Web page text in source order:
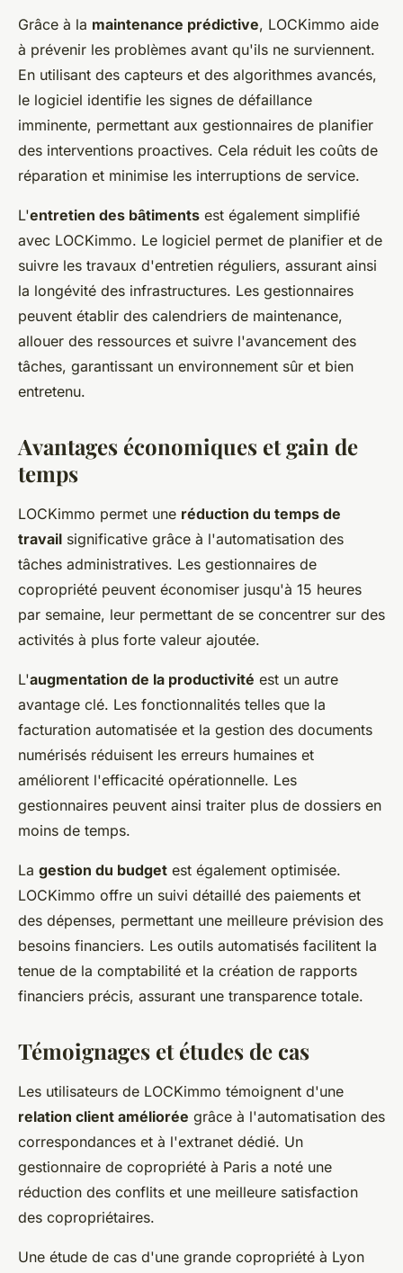
Grâce à la maintenance prédictive, LOCKimmo aide
à prévenir les problèmes avant qu'ils ne surviennent.
En utilisant des capteurs et des algorithmes avancés,
le logiciel identifie les signes de défaillance
imminente, permettant aux gestionnaires de planifier
des interventions proactives. Cela réduit les coûts de
réparation et minimise les interruptions de service.
L'entretien des bâtiments est également simplifié
avec LOCKimmo. Le logiciel permet de planifier et de
suivre les travaux d'entretien réguliers, assurant ainsi
la longévité des infrastructures. Les gestionnaires
peuvent établir des calendriers de maintenance,
allouer des ressources et suivre l'avancement des
tâches, garantissant un environnement sûr et bien
entretenu.
Avantages économiques et gain de
temps
LOCKimmo permet une réduction du temps de
travail significative grâce à l'automatisation des
tâches administratives. Les gestionnaires de
copropriété peuvent économiser jusqu'à 15 heures
par semaine, leur permettant de se concentrer sur des
activités à plus forte valeur ajoutée.
L'augmentation de la productivité est un autre
avantage clé. Les fonctionnalités telles que la
facturation automatisée et la gestion des documents
numérisés réduisent les erreurs humaines et
améliorent l'efficacité opérationnelle. Les
gestionnaires peuvent ainsi traiter plus de dossiers en
moins de temps.
La gestion du budget est également optimisée.
LOCKimmo offre un suivi détaillé des paiements et
des dépenses, permettant une meilleure prévision des
besoins financiers. Les outils automatisés facilitent la
tenue de la comptabilité et la création de rapports
financiers précis, assurant une transparence totale.
Témoignages et études de cas
Les utilisateurs de LOCKimmo témoignent d'une
relation client améliorée grâce à l'automatisation des
correspondances et à l'extranet dédié. Un
gestionnaire de copropriété à Paris a noté une
réduction des conflits et une meilleure satisfaction
des copropriétaires.
Une étude de cas d'une grande copropriété à Lyon